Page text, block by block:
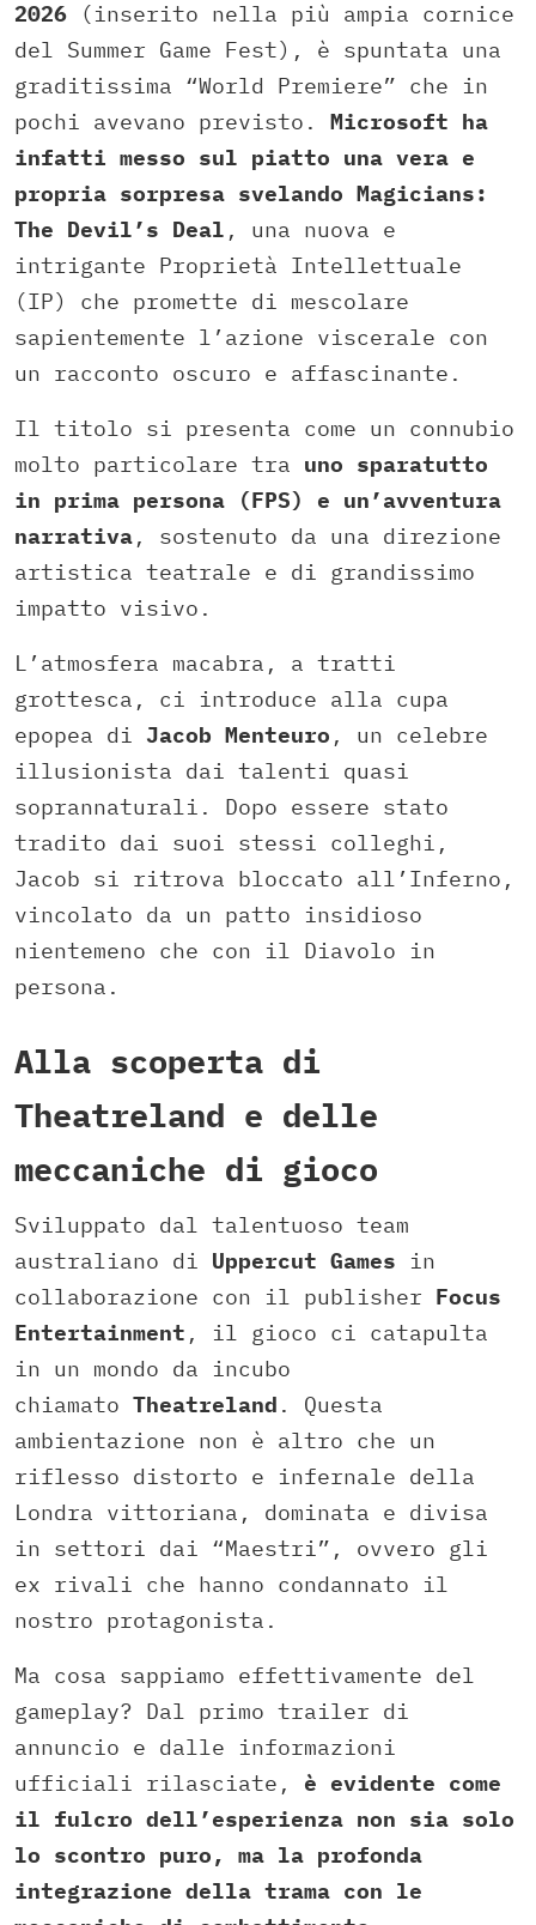
2026 (inserito nella più ampia cornice
del Summer Game Fest), è spuntata una
graditissima “World Premiere” che in
pochi avevano previsto. Microsoft ha
infatti messo sul piatto una vera e
propria sorpresa svelando Magicians:
The Devil’s Deal , una nuova e
intrigante Proprietà Intellettuale
(IP) che promette di mescolare
sapientemente l’azione viscerale con
un racconto oscuro e affascinante.
Il titolo si presenta come un connubio
molto particolare tra uno sparatutto
in prima persona (FPS) e un’avventura
narrativa, sostenuto da una direzione
artistica teatrale e di grandissimo
impatto visivo.
L’atmosfera macabra, a tratti
grottesca, ci introduce alla cupa
epopea di Jacob Menteuro , un celebre
illusionista dai talenti quasi
soprannaturali. Dopo essere stato
tradito dai suoi stessi colleghi,
Jacob si ritrova bloccato all’Inferno,
vincolato da un patto insidioso
nientemeno che con il Diavolo in
persona.
Alla scoperta di
Theatreland e delle
meccaniche di gioco
Sviluppato dal talentuoso team
australiano di Uppercut Games in
collaborazione con il publisher Focus
Entertainment , il gioco ci catapulta
in un mondo da incubo
chiamato Theatreland . Questa
ambientazione non è altro che un
riflesso distorto e infernale della
Londra vittoriana, dominata e divisa
in settori dai “Maestri”, ovvero gli
ex rivali che hanno condannato il
nostro protagonista.
Ma cosa sappiamo effettivamente del
gameplay? Dal primo trailer di
annuncio e dalle informazioni
ufficiali rilasciate, è evidente come
il fulcro dell’esperienza non sia solo
lo scontro puro, ma la profonda
integrazione della trama con le